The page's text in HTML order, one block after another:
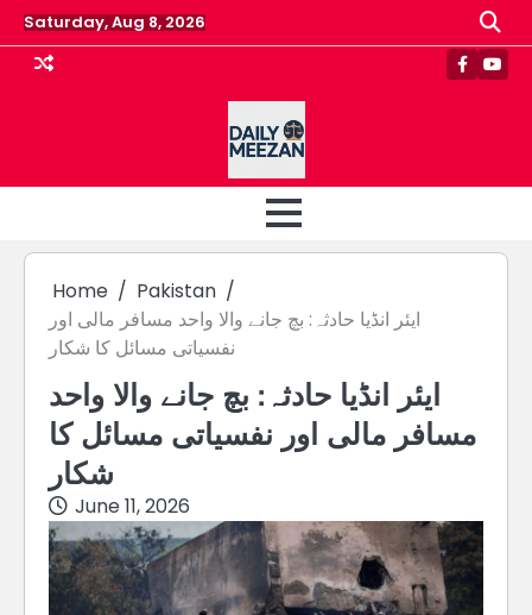
Skip
to
content
Saturday, Aug 8, 2026
Home
Pakistan
ایئر انڈیا حادثہ: بچ جانے والا واحد مسافر مالی اور
نفسیاتی مسائل کا شکار
ایئر انڈیا حادثہ: بچ جانے والا واحد
مسافر مالی اور نفسیاتی مسائل کا
شکار
June 11, 2026